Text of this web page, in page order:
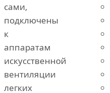
сами,
подключены
к
аппаратам
искусственной
вентиляции
легких